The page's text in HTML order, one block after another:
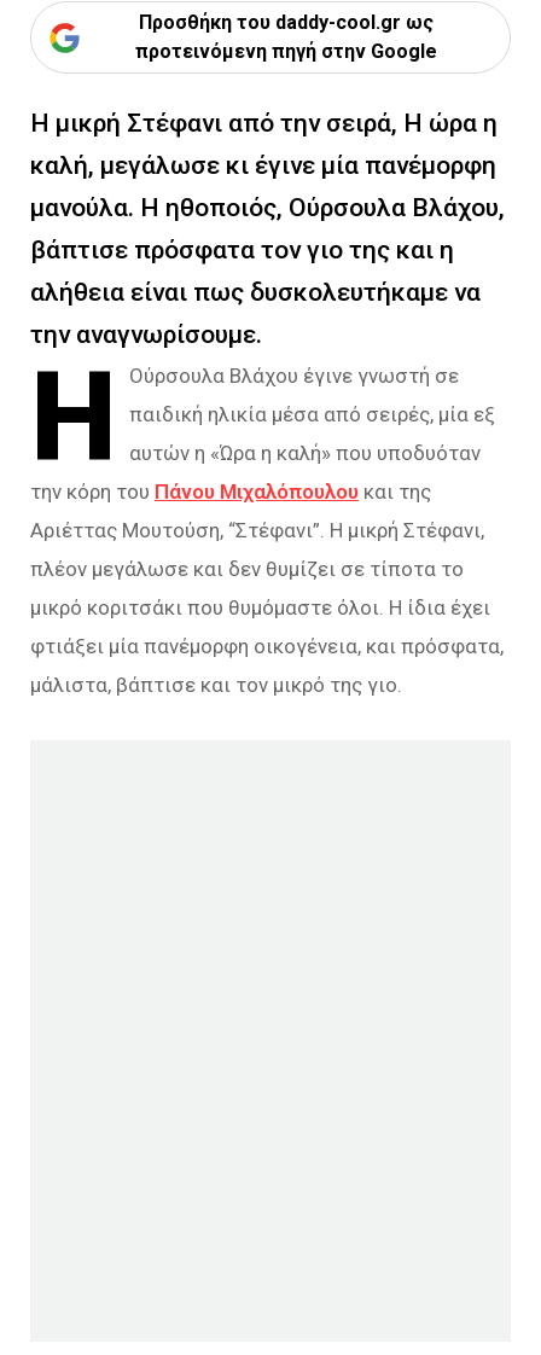
Προσθήκη του daddy-cool.gr ως
προτεινόμενη πηγή στην Google
Η μικρή Στέφανι από την σειρά, Η ώρα η
καλή, μεγάλωσε κι έγινε μία πανέμορφη
μανούλα. Η ηθοποιός, Ούρσουλα Βλάχου,
βάπτισε πρόσφατα τον γιο της και η
αλήθεια είναι πως δυσκολευτήκαμε να
την αναγνωρίσουμε.
Η
Ούρσουλα Βλάχου έγινε γνωστή σε
παιδική ηλικία μέσα από σειρές, μία εξ
αυτών η «Ώρα η καλή» που υποδυόταν
την κόρη του Πάνου Μιχαλόπουλου και της
Αριέττας Μουτούση, “Στέφανι”. Η μικρή Στέφανι,
πλέον μεγάλωσε και δεν θυμίζει σε τίποτα το
μικρό κοριτσάκι που θυμόμαστε όλοι. Η ίδια έχει
φτιάξει μία πανέμορφη οικογένεια, και πρόσφατα,
μάλιστα, βάπτισε και τον μικρό της γιο.